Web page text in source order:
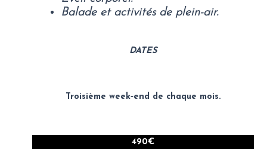
Balade et activités de plein-air.
DATES
Troisième week‑end de chaque mois.
490€